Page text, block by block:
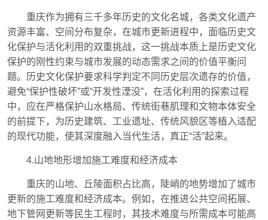
重庆作为拥有三千多年历史的文化名城，各类文化遗产
资源丰富、空间分布复杂，在城市更新进程中，面临历史文
化保护与活化利用的双重挑战，这一挑战本质上是历史文化
保护的刚性约束与城市发展的动态需求之间的价值平衡问
题。历史文化保护要求科学判定不同历史层次遗存的价值，
避免“保护性破坏”或“开发性湮没”，在活化利用的探索过程
中，应在严格保护山水格局、传统街巷肌理和文物本体安全
的前提下，为历史建筑、工业遗址、传统风貌区等植入适配
的现代功能，使其深度融入当代生活，真正“活”起来。
4.山地地形增加施工难度和经济成本
重庆的山地、丘陵面积占比高，陡峭的地势增加了城市
更新的施工难度和经济成本。例如，在推进公共空间拓展、
地下管网更新等民生工程时，其技术难度与所需成本可能高